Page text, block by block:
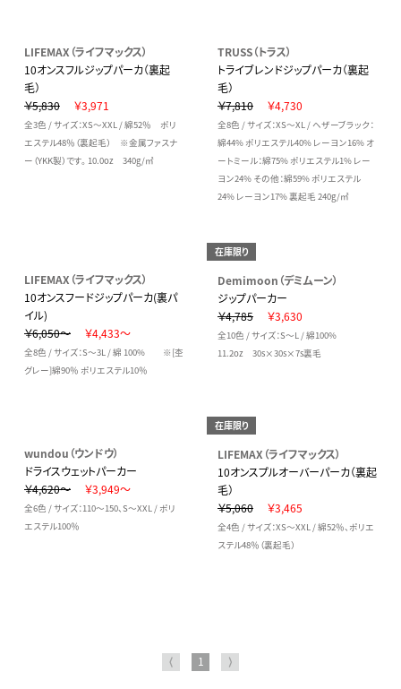
LIFEMAX（ライフマックス）
10オンスフルジップパーカ（裏起
毛）
￥5,830
￥3,971
全3色 / サイズ：XS～XXL / 綿52％ ポリ
エステル48％（裏起毛） ※金属ファスナ
ー（YKK製）です。 10.0oz 340g/㎡
TRUSS（トラス）
トライブレンドジップパーカ（裏起
毛）
￥7,810
￥4,730
全8色 / サイズ：XS～XL / ヘザーブラック：
綿44% ポリエステル40% レーヨン16% オ
ートミール：綿75% ポリエステル1% レー
ヨン24% その他：綿59% ポリエステル
24% レーヨン17% 裏起毛 240g/㎡
LIFEMAX（ライフマックス）
10オンスフードジップパーカ(裏パ
イル)
￥6,050～
￥4,433～
全8色 / サイズ：S～3L / 綿 100% ※[杢
グレー]綿90％ ポリエステル10％
在庫限り
Demimoon（デミムーン）
ジップパーカー
￥4,785
￥3,630
全10色 / サイズ：S～L / 綿100%
11.2oz 30s×30s×7s裏毛
wundou（ウンドウ）
ドライスウェットパーカー
￥4,620～
￥3,949～
全6色 / サイズ：110～150、S～XXL / ポリ
エステル100％
在庫限り
LIFEMAX（ライフマックス）
10オンスプルオーバーパーカ（裏起
毛）
￥5,060
￥3,465
全4色 / サイズ：XS～XXL / 綿52％、ポリエ
ステル48％（裏起毛）
⟨ 1 ⟩